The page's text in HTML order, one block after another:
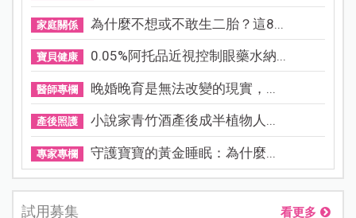
家庭關係 為什麼不想或不敢生二胎？這8...
寶貝健康 0.05%阿托品近視控制眼藥水納...
醫師專欄 晚婚晚育是無法改變的現實，...
產後照護 小說家青竹酒產後成半植物人...
專家專欄 守護寶寶的黃金睡眠：為什麼...
試用募集 看更多